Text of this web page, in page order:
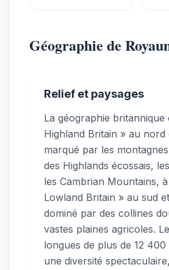
Géographie de
Relief et paysages
La géographie
Highland Britain » au
marqué par les
des Highlands écossais,
les Cambrian Mountains,
Lowland Britain » au sud
dominé par des collines
vastes plaines agricoles.
longues de plus de 12
une diversité